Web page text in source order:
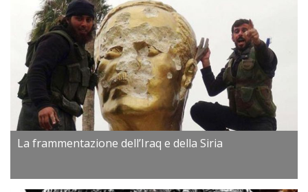
La frammentazione dell’Iraq e della Siria